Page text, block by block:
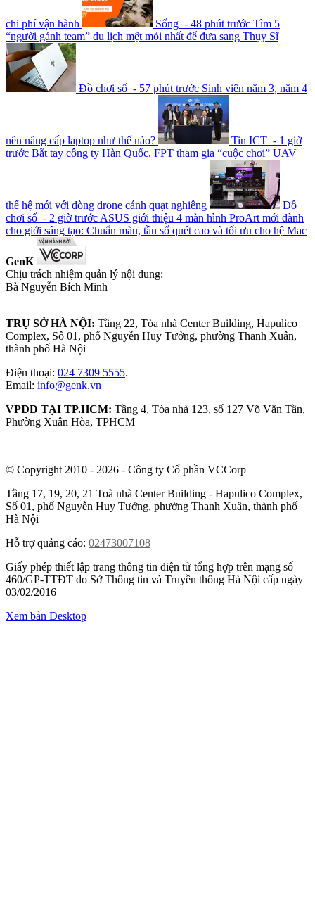
chi phí vận hành Sống - 48 phút trước Tìm 5
“người gánh team” du lịch mệt mỏi nhất để đưa sang Thụy Sĩ
Đồ chơi số - 57 phút trước Sinh viên năm 3, năm 4
nên nâng cấp laptop như thế nào?
Tin ICT - 1 giờ
trước Bắt tay công ty Hàn Quốc, FPT tham gia “cuộc chơi” UAV
thế hệ mới với dòng drone cánh quạt nghiêng
Đồ
chơi số - 2 giờ trước ASUS giới thiệu 4 màn hình ProArt mới dành
cho giới sáng tạo: Chuẩn màu, tần số quét cao và tối ưu cho hệ Mac
GenK
Chịu trách nhiệm quản lý nội dung:
Bà Nguyễn Bích Minh
TRỤ SỞ HÀ NỘI: Tầng 22, Tòa nhà Center Building, Hapulico
Complex, Số 01, phố Nguyễn Huy Tưởng, phường Thanh Xuân,
thành phố Hà Nội
Điện thoại: 024 7309 5555.
Email: info@genk.vn
VPĐD TẠI TP.HCM: Tầng 4, Tòa nhà 123, số 127 Võ Văn Tần,
Phường Xuân Hòa, TPHCM
© Copyright 2010 - 2026 - Công ty Cổ phần VCCorp
Tầng 17, 19, 20, 21 Toà nhà Center Building - Hapulico Complex,
Số 01, phố Nguyễn Huy Tưởng, phường Thanh Xuân, thành phố
Hà Nội
Hỗ trợ quảng cáo: 02473007108
Giấy phép thiết lập trang thông tin điện tử tổng hợp trên mạng số
460/GP-TTĐT do Sở Thông tin và Truyền thông Hà Nội cấp ngày
03/02/2016
Xem bản Desktop